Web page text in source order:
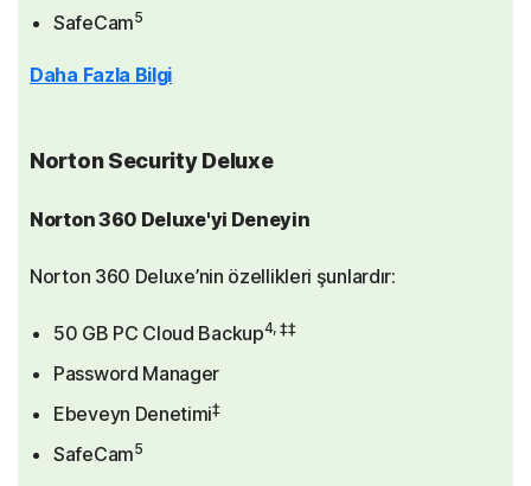
SafeCam5
Daha Fazla Bilgi
Norton Security Deluxe
Norton 360 Deluxe'yi Deneyin
Norton 360 Deluxe’nin özellikleri şunlardır:
50 GB PC Cloud Backup4, ‡‡
Password Manager
Ebeveyn Denetimi‡
SafeCam5